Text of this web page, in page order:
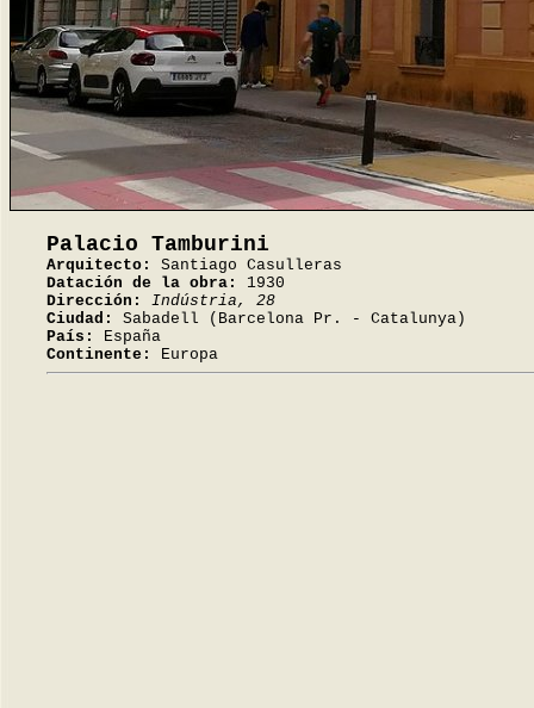
Palacio Tamburini
Arquitecto:
Santiago Casulleras
Datación de la obra:
1930
Dirección:
Indústria, 28
Ciudad:
Sabadell (Barcelona Pr. - Catalunya)
País:
España
Continente:
Europa